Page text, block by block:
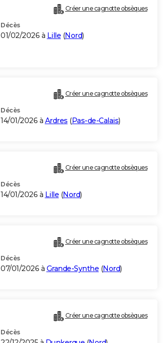
Créer une cagnotte obsèques
Décès
01/02/2026 à Lille (Nord)
Créer une cagnotte obsèques
Décès
14/01/2026 à Ardres (Pas-de-Calais)
Créer une cagnotte obsèques
Décès
14/01/2026 à Lille (Nord)
Créer une cagnotte obsèques
Décès
07/01/2026 à Grande-Synthe (Nord)
Créer une cagnotte obsèques
Décès